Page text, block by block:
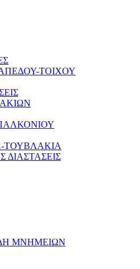
ΤΟΙΧΟΥ
ΤΟΥΒΛΑΚΙΑ
ΔΙΑΣΤΑΣΕΙΣ
ΜΝΗΜΕΙΩΝ